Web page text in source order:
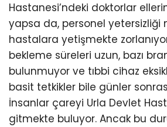
Hastanesi’ndeki doktorlar
yapsa da, personel yetersizliği
hastalara yetişmekte
bekleme süreleri uzun, bazı
bulunmuyor ve tıbbi cihaz
basit tetkikler bile günler
İnsanlar çareyi Urla Devlet
gitmekte buluyor. Ancak bu